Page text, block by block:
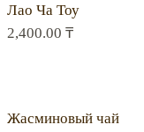
Лао Ча Тоу
2,400.00 ₸
Жасминовый чай